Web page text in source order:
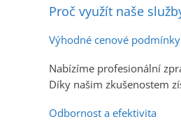
Proč využít naše
Výhodné cenové podmínky
Nabízíme profesionální
Díky našim zkušenostem
Odbornost a efektivita